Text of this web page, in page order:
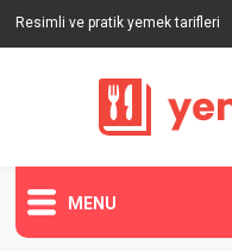
Resimli ve pratik yemek tarifleri
MENU